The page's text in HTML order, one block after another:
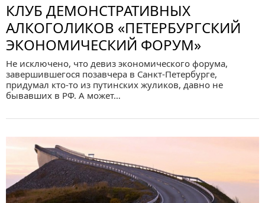
КЛУБ ДЕМОНСТРАТИВНЫХ
АЛКОГОЛИКОВ «ПЕТЕРБУРГСКИЙ
ЭКОНОМИЧЕСКИЙ ФОРУМ»
Не исключено, что девиз экономического форума,
завершившегося позавчера в Санкт-Петербурге,
придумал кто-то из путинских жуликов, давно не
бывавших в РФ. А может…